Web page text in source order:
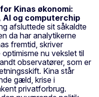
Kinas økonomi:
AI og computerchip
afsluttede sit såkaldte
da har analytikerne
fremtid, skriver
nu vekslet til
observatører, som er
Kina står
gæld, krise i
privatforbrug.